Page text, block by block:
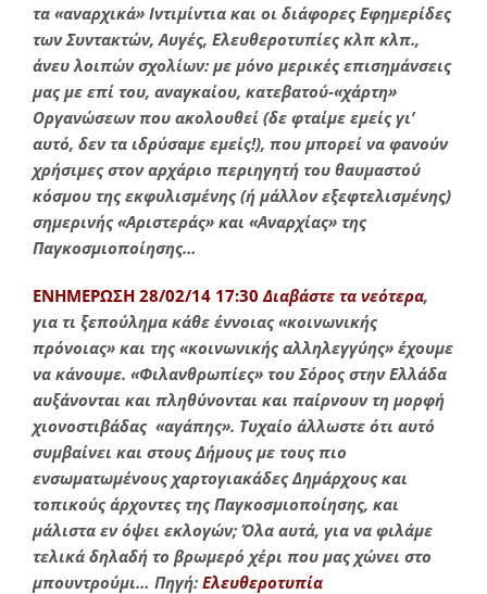
τα «αναρχικά» Ιντιμίντια και οι διάφορες Εφημερίδες
των Συντακτών, Αυγές, Ελευθεροτυπίες κλπ κλπ.,
άνευ λοιπών σχολίων: με μόνο μερικές επισημάνσεις
μας με επί του, αναγκαίου, κατεβατού-«χάρτη»
Οργανώσεων που ακολουθεί (δε φταίμε εμείς γι’
αυτό, δεν τα ιδρύσαμε εμείς!), που μπορεί να φανούν
χρήσιμες στον αρχάριο περιηγητή του θαυμαστού
κόσμου της εκφυλισμένης (ή μάλλον εξεφτελισμένης)
σημερινής «Αριστεράς» και «Αναρχίας» της
Παγκοσμιοποίησης…
ΕΝΗΜΕΡΩΣΗ 28/02/14 17:30 Διαβάστε τα νεότερα,
για τι ξεπούλημα κάθε έννοιας «κοινωνικής
πρόνοιας» και της «κοινωνικής αλληλεγγύης» έχουμε
να κάνουμε. «Φιλανθρωπίες» του Σόρος στην Ελλάδα
αυξάνονται και πληθύνονται και παίρνουν τη μορφή
χιονοστιβάδας «αγάπης». Τυχαίο άλλωστε ότι αυτό
συμβαίνει και στους Δήμους με τους πιο
ενσωματωμένους χαρτογιακάδες Δημάρχους και
τοπικούς άρχοντες της Παγκοσμιοποίησης, και
μάλιστα εν όψει εκλογών; Όλα αυτά, για να φιλάμε
τελικά δηλαδή το βρωμερό χέρι που μας χώνει στο
μπουντρούμι… Πηγή: Ελευθεροτυπία